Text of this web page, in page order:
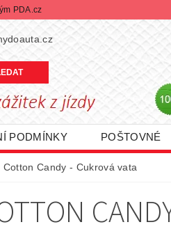
PDA.cz
PODMÍNKY POŠTOVNÉ
ZBOŽÍ PROMO AKCE
Cotton Candy - Cukrová vata